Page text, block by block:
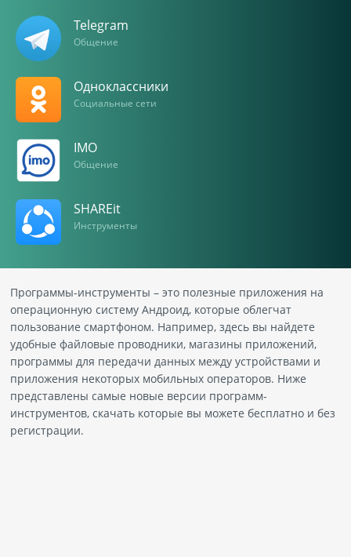
Программы-инструменты – это полезные приложения на
операционную систему Андроид, которые облегчат
пользование смартфоном. Например, здесь вы найдете
удобные файловые проводники, магазины приложений,
программы для передачи данных между устройствами и
приложения некоторых мобильных операторов. Ниже
представлены самые новые версии программ-
инструментов, скачать которые вы можете бесплатно и без
регистрации.
Telegram
Общение
Одноклассники
Социальные сети
IMO
Общение
SHAREit
Инструменты